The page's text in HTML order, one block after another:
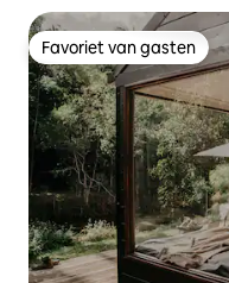
Favoriet van gasten
Favoriet van gasten